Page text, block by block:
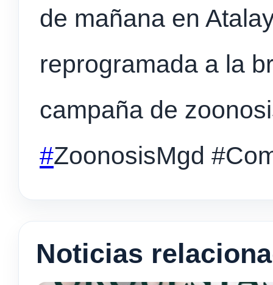
de mañana en
reprogramada a la
campaña de
#ZoonosisMgd
Noticias